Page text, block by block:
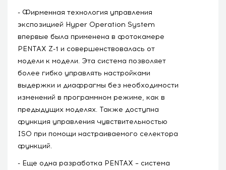
- Фирменная технология управления
экспозицией Hyper Operation System
впервые была применена в фотокамере
PENTAX Z-1 и совершенствовалась от
модели к модели. Эта система позволяет
более гибко управлять настройками
выдержки и диафрагмы без необходимости
изменений в программном режиме, как в
предыдущих моделях. Также доступна
функция управления чувствительностью
ISO при помощи настраиваемого селектора
функций.
- Еще одна разработка PENTAX – система